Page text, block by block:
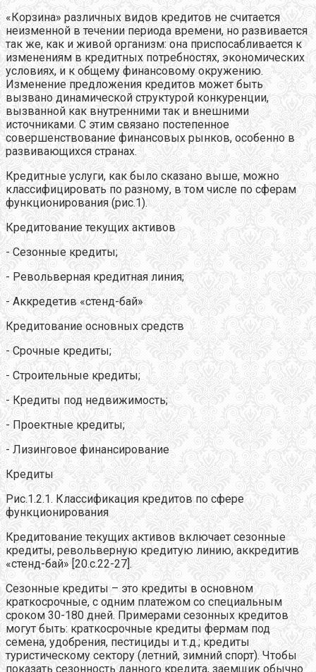
«Корзина» различных видов кредитов не считается
неизменной в течении периода времени, но развивается
так же, как и живой организм: она приспосабливается к
изменениям в кредитных потребностях, экономических
условиях, и к общему финансовому окружению.
Изменение предложения кредитов может быть
вызвано динамической структурой конкуренции,
вызванной как внутренними так и внешними
источниками. С этим связано постепенное
совершенствование финансовых рынков, особенно в
развивающихся странах.
Кредитные услуги, как было сказано выше, можно
классифицировать по разному, в том числе по сферам
функционирования (рис.1).
Кредитование текущих активов
- Сезонные кредиты;
- Револьверная кредитная линия;
- Аккредетив «стенд-бай»
Кредитование основных средств
- Срочные кредиты;
- Строительные кредиты;
- Кредиты под недвижимость;
- Проектные кредиты;
- Лизинговое финансирование
Кредиты
Рис.1.2.1. Классификация кредитов по сфере
функционирования
Кредитование текущих активов включает сезонные
кредиты, револьверную кредитую линию, аккредитив
«стенд-бай» [20.c.22-27].
Сезонные кредиты – это кредиты в основном
краткосрочные, с одним платежом со специальным
сроком 30-180 дней. Примерами сезонных кредитов
могут быть: краткосрочные кредиты фермам под
семена, удобрения, пестициды и т.д.; кредиты
туристическому сектору (летний, зимний спорт). Чтобы
показать сезонность данного кредита, заемщик обычно